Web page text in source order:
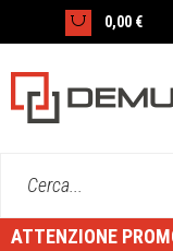
0,00 €
Cerca...
ATTENZIONE